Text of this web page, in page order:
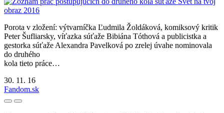
Porota v zložení: výtvarníčka Ľudmila Žoldáková, komiksový kritik
Peter Šufliarsky, víťazka súťaže Bibiána Tóthová a publicistka a
gestorka súťaže Alexandra Pavelková po zrelej úvahe nominovala
do druhého
kola tieto práce…
30. 11. 16
Fandom.sk